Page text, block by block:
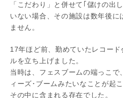
「こだわり」と併せて｢儲けの出
いない場合、その施設は数年後
ません。
17年ほど前、勤めていたレコー
ルを立ち上げました。
当時は、フェスブームの端っこ
ィーズ･ブームみたいなことが起
その中に含まれる存在でした。